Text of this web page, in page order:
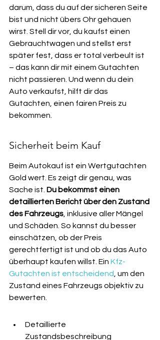
darum, dass du auf der sicheren Seite
bist und nicht übers Ohr gehauen
wirst. Stell dir vor, du kaufst einen
Gebrauchtwagen und stellst erst
später fest, dass er total verbeult ist
– das kann dir mit einem Gutachten
nicht passieren. Und wenn du dein
Auto verkaufst, hilft dir das
Gutachten, einen fairen Preis zu
bekommen.
Sicherheit beim Kauf
Beim Autokauf ist ein Wertgutachten
Gold wert. Es zeigt dir genau, was
Sache ist. Du bekommst einen
detaillierten Bericht über den Zustand
des Fahrzeugs , inklusive aller Mängel
und Schäden. So kannst du besser
einschätzen, ob der Preis
gerechtfertigt ist und ob du das Auto
überhaupt kaufen willst. Ein Kfz-
Gutachten ist entscheidend , um den
Zustand eines Fahrzeugs objektiv zu
bewerten.
Detaillierte
Zustandsbeschreibung